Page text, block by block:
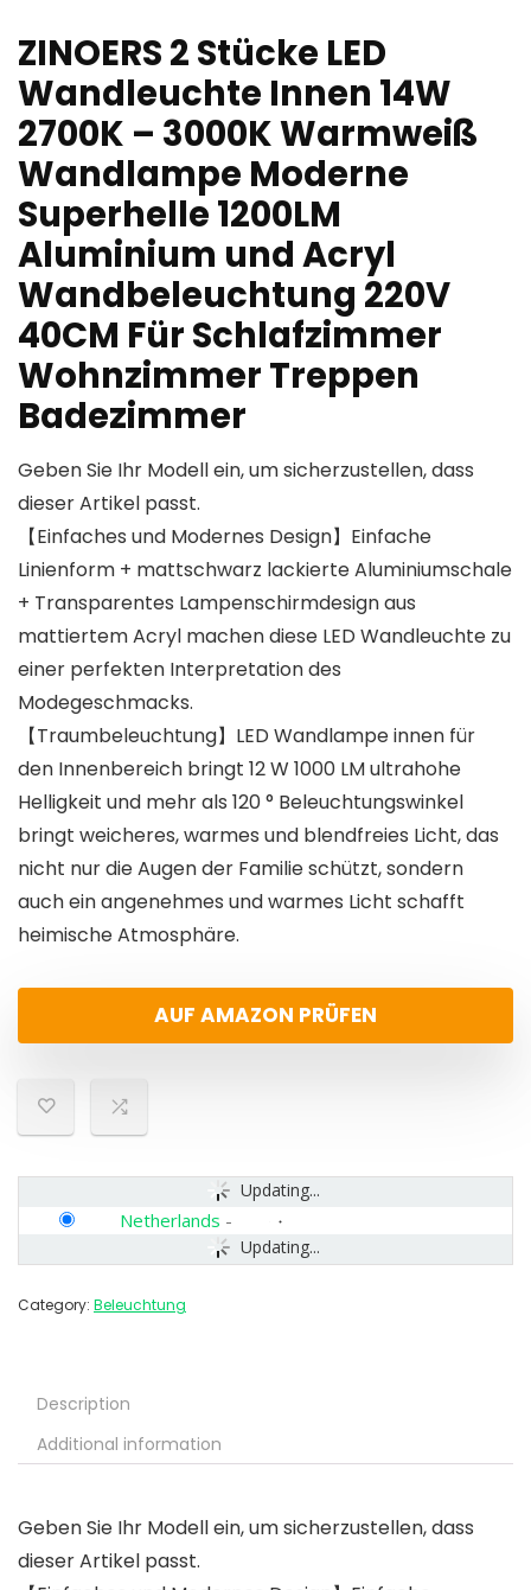
ZINOERS 2 Stücke LED
Wandleuchte Innen 14W
2700K – 3000K Warmweiß
Wandlampe Moderne
Superhelle 1200LM
Aluminium und Acryl
Wandbeleuchtung 220V
40CM Für Schlafzimmer
Wohnzimmer Treppen
Badezimmer
Geben Sie Ihr Modell ein, um sicherzustellen, dass
dieser Artikel passt.
【Einfaches und Modernes Design】Einfache
Linienform + mattschwarz lackierte Aluminiumschale
+ Transparentes Lampenschirmdesign aus
mattiertem Acryl machen diese LED Wandleuchte zu
einer perfekten Interpretation des
Modegeschmacks.
【Traumbeleuchtung】LED Wandlampe innen für
den Innenbereich bringt 12 W 1000 LM ultrahohe
Helligkeit und mehr als 120 ° Beleuchtungswinkel
bringt weicheres, warmes und blendfreies Licht, das
nicht nur die Augen der Familie schützt, sondern
auch ein angenehmes und warmes Licht schafft
heimische Atmosphäre.
AUF AMAZON PRÜFEN
Updating...
Updating...
Netherlands -
Category: Beleuchtung
Description
Additional information
Geben Sie Ihr Modell ein, um sicherzustellen, dass
dieser Artikel passt.